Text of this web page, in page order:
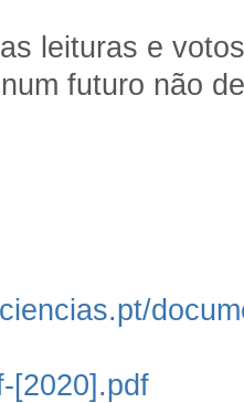
leituras e
futuro não
[2020].pdf